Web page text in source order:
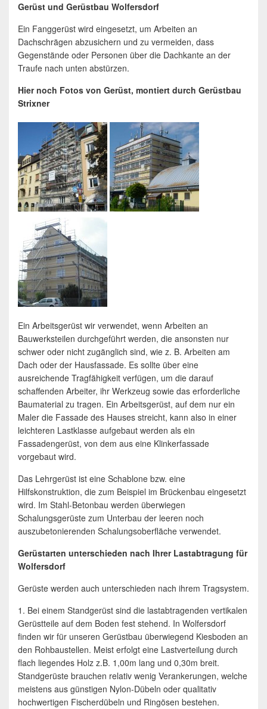
Gerüst und Gerüstbau Wolfersdorf
Ein Fanggerüst wird eingesetzt, um Arbeiten an
Dachschrägen abzusichern und zu vermeiden, dass
Gegenstände oder Personen über die Dachkante an der
Traufe nach unten abstürzen.
Hier noch Fotos von Gerüst, montiert durch Gerüstbau
Strixner
Ein Arbeitsgerüst wir verwendet, wenn Arbeiten an
Bauwerksteilen durchgeführt werden, die ansonsten nur
schwer oder nicht zugänglich sind, wie z. B. Arbeiten am
Dach oder der Hausfassade. Es sollte über eine
ausreichende Tragfähigkeit verfügen, um die darauf
schaffenden Arbeiter, ihr Werkzeug sowie das erforderliche
Baumaterial zu tragen. Ein Arbeitsgerüst, auf dem nur ein
Maler die Fassade des Hauses streicht, kann also in einer
leichteren Lastklasse aufgebaut werden als ein
Fassadengerüst, von dem aus eine Klinkerfassade
vorgebaut wird.
Das Lehrgerüst ist eine Schablone bzw. eine
Hilfskonstruktion, die zum Beispiel im Brückenbau eingesetzt
wird. Im Stahl-Betonbau werden überwiegen
Schalungsgerüste zum Unterbau der leeren noch
auszubetonierenden Schalungsoberfläche verwendet.
Gerüstarten unterschieden nach Ihrer Lastabtragung für
Wolfersdorf
Gerüste werden auch unterschieden nach ihrem Tragsystem.
1. Bei einem Standgerüst sind die lastabtragenden vertikalen
Gerüstteile auf dem Boden fest stehend. In Wolfersdorf
finden wir für unseren Gerüstbau überwiegend Kiesboden an
den Rohbaustellen. Meist erfolgt eine Lastverteilung durch
flach liegendes Holz z.B. 1,00m lang und 0,30m breit.
Standgerüste brauchen relativ wenig Verankerungen, welche
meistens aus günstigen Nylon-Dübeln oder qualitativ
hochwertigen Fischerdübeln und Ringösen bestehen.